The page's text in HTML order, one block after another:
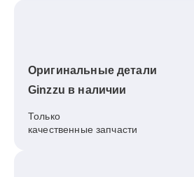
Оригинальные детали
Ginzzu в наличии
Только
качественные запчасти